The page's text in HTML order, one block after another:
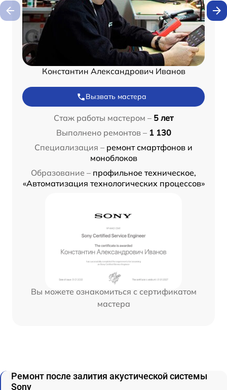
Константин Александрович Иванов
Вызвать мастера
Стаж работы мастером – 5 лет
Выполнено ремонтов – 1 130
Специализация – ремонт смартфонов и
моноблоков
Образование – профильное техническое,
«Автоматизация технологических процессов»
Вы можете ознакомиться с сертификатом
мастера
Ремонт после залития акустической системы
Sony